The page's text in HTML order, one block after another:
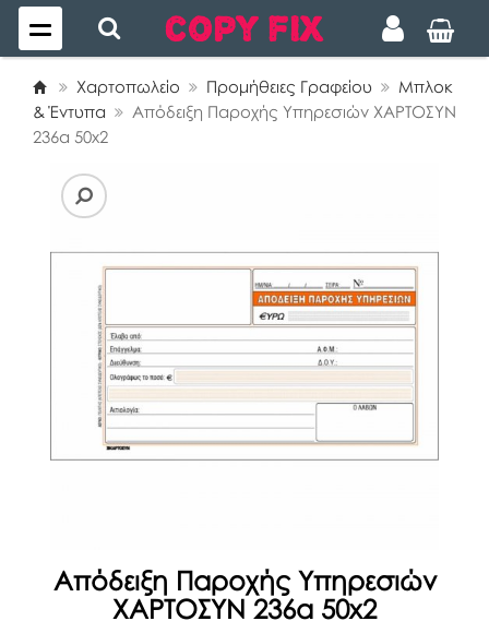
Χαρτοπωλείο Προμήθειες Γραφείου
Μπλοκ
& Έντυπα
Απόδειξη Παροχής Υπηρεσιών ΧΑΡΤΟΣΥΝ
236α 50x2
Απόδειξη Παροχής Υπηρεσιών
ΧΑΡΤΟΣΥΝ 236α 50x2